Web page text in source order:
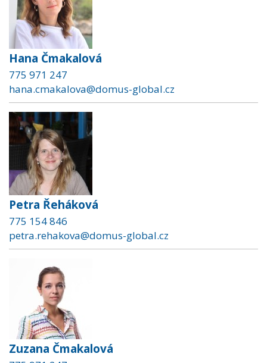
Hana Čmakalová
775 971 247
hana.cmakalova@domus-global.cz
Petra Řeháková
775 154 846
petra.rehakova@domus-global.cz
Zuzana Čmakalová